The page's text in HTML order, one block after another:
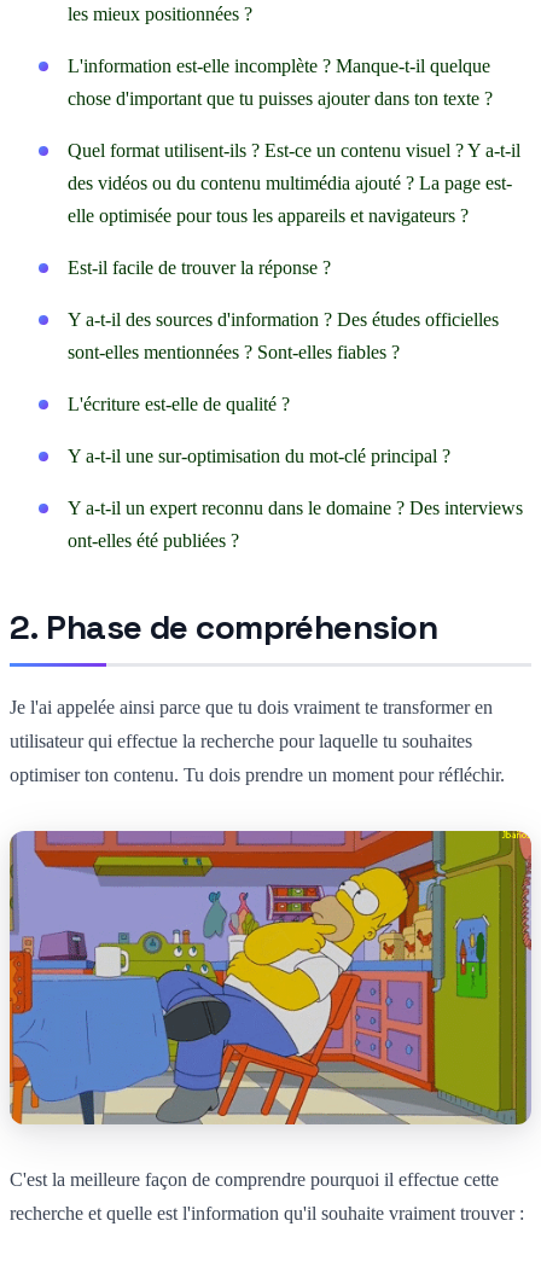
les mieux positionnées ?
L'information est-elle incomplète ? Manque-t-il quelque
chose d'important que tu puisses ajouter dans ton texte ?
Quel format utilisent-ils ? Est-ce un contenu visuel ? Y a-t-il
des vidéos ou du contenu multimédia ajouté ? La page est-
elle optimisée pour tous les appareils et navigateurs ?
Est-il facile de trouver la réponse ?
Y a-t-il des sources d'information ? Des études officielles
sont-elles mentionnées ? Sont-elles fiables ?
L'écriture est-elle de qualité ?
Y a-t-il une sur-optimisation du mot-clé principal ?
Y a-t-il un expert reconnu dans le domaine ? Des interviews
ont-elles été publiées ?
2. Phase de compréhension
Je l'ai appelée ainsi parce que tu dois vraiment te transformer en
utilisateur qui effectue la recherche pour laquelle tu souhaites
optimiser ton contenu. Tu dois prendre un moment pour réfléchir.
C'est la meilleure façon de comprendre pourquoi il effectue cette
recherche et quelle est l'information qu'il souhaite vraiment trouver :